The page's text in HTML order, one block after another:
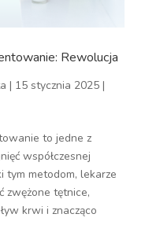
Rewolucja
| 15 stycznia 2025|
to jedne z
współczesnej
tym metodom, lekarze
zwężone tętnice,
krwi i znacząco